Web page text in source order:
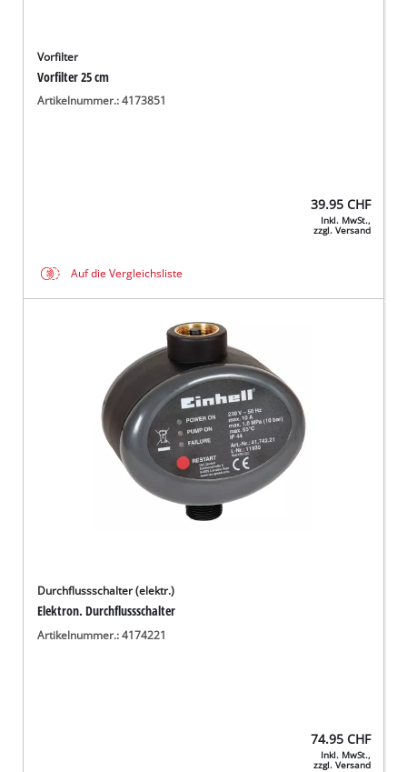
Vorfilter
Vorfilter 25 cm
Artikelnummer.: 4173851
39.95 CHF
Inkl. MwSt.,
zzgl. Versand
Auf die Vergleichsliste
Durchflussschalter (elektr.)
Elektron. Durchflussschalter
Artikelnummer.: 4174221
74.95 CHF
Inkl. MwSt.,
zzgl. Versand